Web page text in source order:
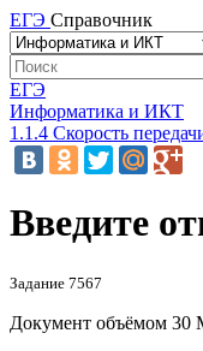
ЕГЭ Справочник
ЕГЭ
Информатика и ИКТ
1.1.4 Скорость
Введите
Задание 7567
Документ объёмом 30